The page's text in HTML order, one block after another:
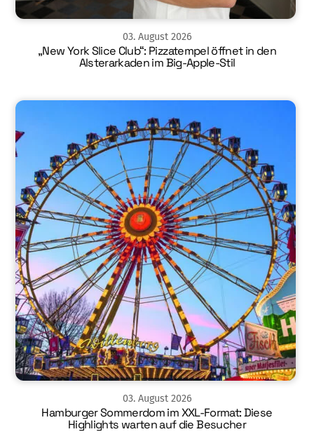
03. August 2026
„New York Slice Club“: Pizzatempel öffnet in den
Alsterarkaden im Big-Apple-Stil
03. August 2026
Hamburger Sommerdom im XXL-Format: Diese
Highlights warten auf die Besucher